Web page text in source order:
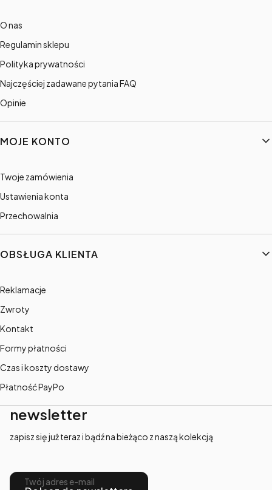
O nas
Regulamin sklepu
Polityka prywatności
Najczęściej zadawane pytania FAQ
Opinie
MOJE KONTO
Twoje zamówienia
Ustawienia konta
Przechowalnia
OBSŁUGA KLIENTA
Reklamacje
Zwroty
Kontakt
Formy płatności
Czas i koszty dostawy
Płatność PayPo
newsletter
zapisz się już teraz i bądź na bieżąco z naszą kolekcją
Twój adres e-mail